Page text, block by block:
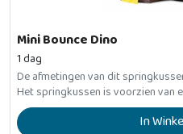
Mini Bounce Dino
1 dag
De afmetingen van dit
Het springkussen is voorzien van
In